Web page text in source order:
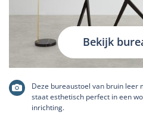
Bekijk
Deze bureaustoel van bruin leer
staat esthetisch perfect in een
inrichting.